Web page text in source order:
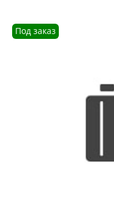
Под заказ